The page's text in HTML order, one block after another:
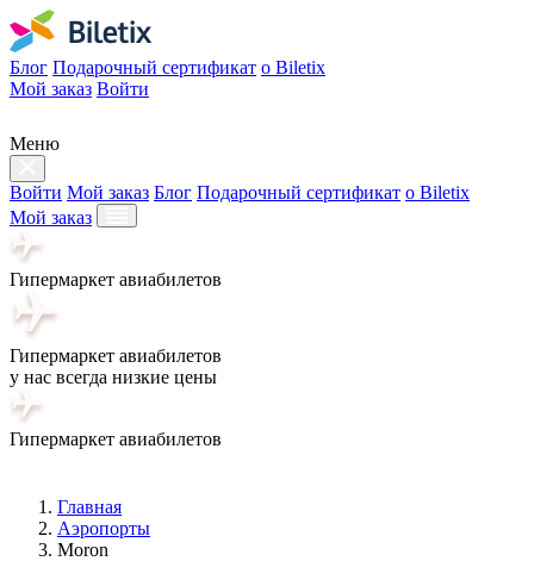
Блог Подарочный сертификат о Biletix
Мой заказ Войти
Меню
Войти Мой заказ Блог Подарочный сертификат о Biletix
Мой заказ
Гипермаркет авиабилетов
Гипермаркет авиабилетов
у нас всегда низкие цены
Гипермаркет авиабилетов
Главная
Аэропорты
Moron